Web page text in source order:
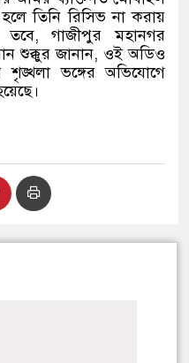
তিনি রিসিভ না করায়
তবে,গাজীপুর মহানগর
শুক্কুর জানান, ওই অডিও
শৃঙ্খলা ভঙ্গের অভিযোগে